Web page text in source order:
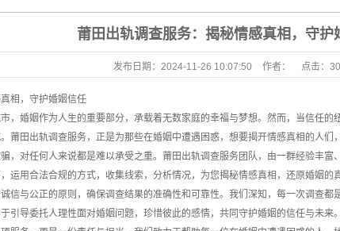
莆田出轨调查服务：揭秘情感真相，守护
发布日期： 2024-11-26 10:07:50 作者： 点击：
相，守护婚姻信任
，婚姻作为人生的重要部分，承载着无数家庭的幸福与梦想。然而，当信任
莆田出轨调查服务，正是为那些在婚姻中遭遇困惑，想要揭开情感真相的人们
，对任何人来说都是难以承受之重。莆田出轨调查服务团队，由一群经验丰
运用合法合规的方式，收集线索，分析情况，为您揭秘情感真相，还原婚姻的
信与公正的原则，确保调查结果的准确性和可靠性。我们深知，每一次调查
引导委托人理性面对婚姻问题，珍惜彼此的感情，共同守护婚姻的信任与未来。